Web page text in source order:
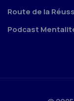
Route de la
Podcast